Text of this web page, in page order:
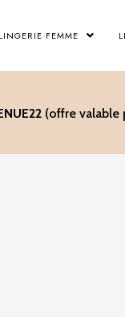
LINGERIE FEMME
(offre valable